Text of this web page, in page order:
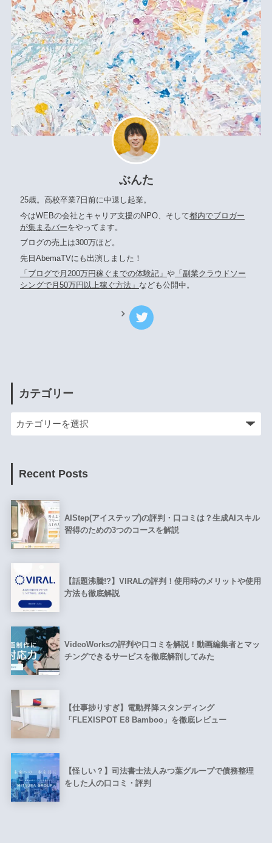
ぶんた
25歳。高校卒業7日前に中退し起業。
今はWEBの会社とキャリア支援のNPO、そして都内でブロガー
が集まるバーをやってます。
ブログの売上は300万ほど。
先日AbemaTVにも出演しました！
「ブログで月200万円稼ぐまでの体験記」 や「副業クラウドソー
シングで月50万円以上稼ぐ方法」 なども公開中。
カテゴリー
Recent Posts
AIStep(アイステップ)の評判・口コミは？生成AIスキル
習得のための3つのコースを解説
【話題沸騰!?】VIRALの評判！使用時のメリットや使用
方法も徹底解説
VideoWorksの評判や口コミを解説！動画編集者とマッ
チングできるサービスを徹底解剖してみた
【仕事捗りすぎ】電動昇降スタンディング
「FLEXISPOT E8 Bamboo」を徹底レビュー
【怪しい？】司法書士法人みつ葉グループで債務整理
をした人の口コミ・評判